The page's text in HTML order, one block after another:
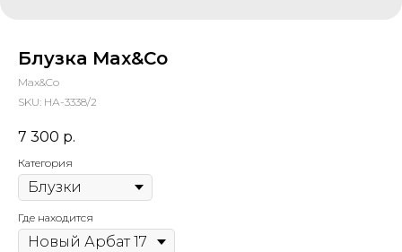
Блузка Max&Co
Max&Co
SKU: НА-3338/2
7 300 р.
Категория
Где находится